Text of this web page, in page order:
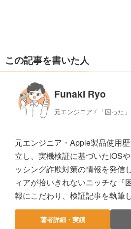
この記事を書いた人
Funaki Ryo
元エンジニア / 「困った
元エンジニア・Apple製品使用
立し、実機検証に基づいたiOS
ッシング詐欺対策の情報を発信
ィアが拾いきれないニッチな『
報にこだわり、検証記事を執筆
著者詳細・実績